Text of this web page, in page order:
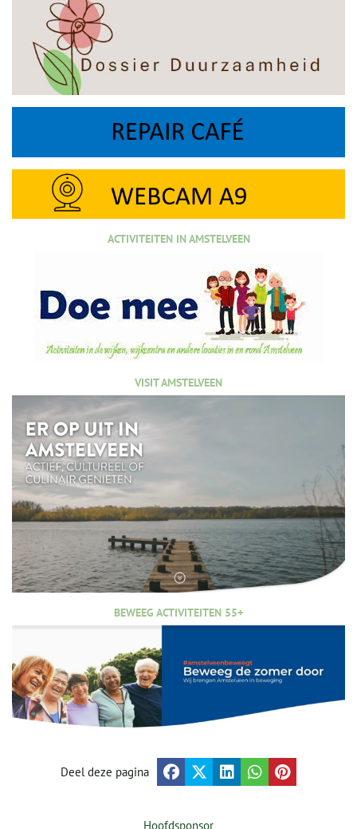
ACTIVITEITEN IN AMSTELVEEN
VISIT AMSTELVEEN
BEWEEG ACTIVITEITEN 55+
Deel deze pagina
Hoofdsponsor